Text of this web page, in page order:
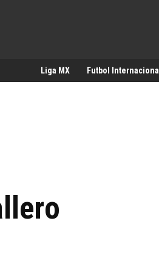
Liga MX Futbol Internacional